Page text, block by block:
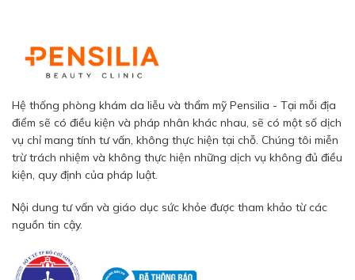
Hệ thống phòng khám da liễu và thẩm mỹ Pensilia - Tại mỗi địa
điểm sẽ có điều kiện và pháp nhân khác nhau, sẽ có một số dịch
vụ chỉ mang tính tư vấn, không thực hiện tại chỗ. Chúng tôi miễn
trừ trách nhiệm và không thực hiện những dịch vụ không đủ điều
kiện, quy định của pháp luật.
Nội dung tư vấn và giáo dục sức khỏe được tham khảo từ các
nguồn tin cậy.